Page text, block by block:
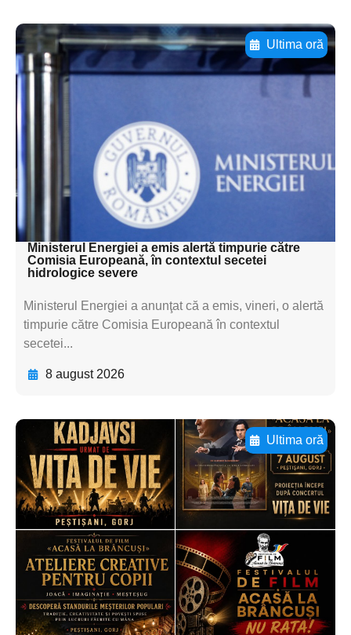
Ultima oră
Adaugă aici textul pentru
subtitluAdaugă aici
textul pentru
subtitluAdaugă aici
textul pentru
subtitluAdaugă aici
textul pentru subti
Ministerul Energiei a emis alertă timpurie către
Comisia Europeană, în contextul secetei
hidrologice severe
Ministerul Energiei a anunţat că a emis, vineri, o alertă
timpurie către Comisia Europeană în contextul
secetei...
8 august 2026
Ultima oră
Adaugă aici textul pentru
subtitluAdaugă aici
textul pentru
subtitluAdaugă aici
textul pentru
subtitluAdaugă aici
textul pentru subti